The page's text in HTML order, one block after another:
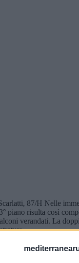
87/H Nelle
piano risulta così
verandati. La